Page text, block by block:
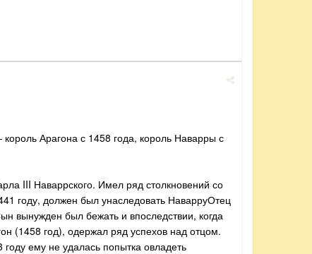
Арагона с 1458 года, король Наварры с
III Наваррского. Имел ряд столкновений со
году, должен был унаследовать НаварруОтец
вынужден был бежать и впоследствии, когда
(1458 год), одержал ряд успехов над отцом.
ему не удалась попытка овладеть